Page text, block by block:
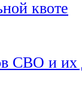
СВО и их